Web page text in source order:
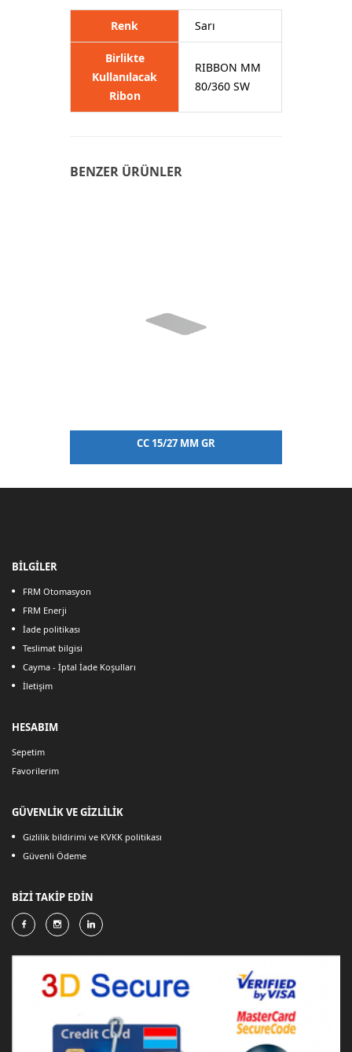
Renk Sarı
Birlikte
Kullanılacak
Ribon
RIBBON MM
80/360 SW
BENZER ÜRÜNLER
CC 15/27 MM GR
BİLGİLER
FRM Otomasyon
FRM Enerji
İade politikası
Teslimat bilgisi
Cayma - İptal İade Koşulları
İletişim
HESABIM
Sepetim
Favorilerim
GÜVENLİK VE GİZLİLİK
Gizlilik bildirimi ve KVKK politikası
Güvenli Ödeme
BİZİ TAKİP EDİN